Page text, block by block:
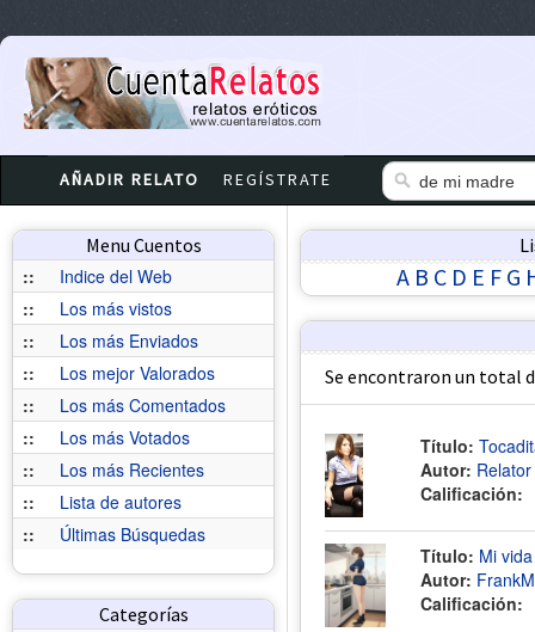
AÑADIR RELATO REGÍSTRATE
Menu Cuentos
::
Indice del Web
::
Los más vistos
::
Los más Enviados
::
Los mejor Valorados
::
Los más Comentados
::
Los más Votados
::
Los más Recientes
::
Lista de autores
::
Últimas Búsquedas
Categorías
A B C D E F G
Se encontraron un total
Título:
Autor:
Calificación:
Título: Mi
Autor:
Calificación: